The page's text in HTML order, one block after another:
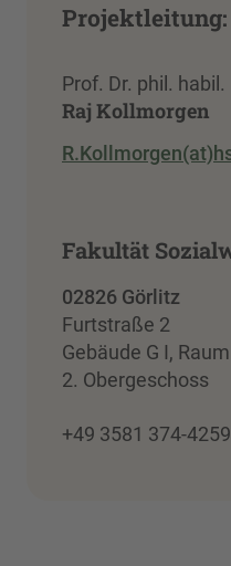
Projektleitung:
Prof. Dr. phil. habil.
Raj Kollmorgen
Fakultät
02826 Görlitz
Furtstraße 2
Gebäude G I,
2. Obergeschoss
+49 3581 374-4259